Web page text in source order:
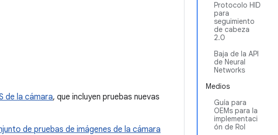
Protocolo HID
para
seguimiento
de cabeza
2.0
Baja de la API
de Neural
Networks
Medios
Guía para
OEMs para la
implementaci
ón de RoI
de la cámara, que incluyen pruebas nuevas
de pruebas de imágenes de la cámara